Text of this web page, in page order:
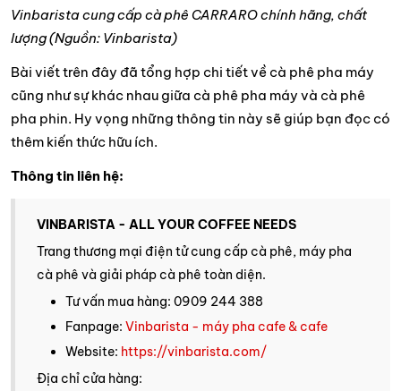
Vinbarista cung cấp cà phê CARRARO chính hãng, chất
lượng (Nguồn: Vinbarista)
Bài viết trên đây đã tổng hợp chi tiết về cà phê pha máy
cũng như sự khác nhau giữa cà phê pha máy và cà phê
pha phin. Hy vọng những thông tin này sẽ giúp bạn đọc có
thêm kiến thức hữu ích.
Thông tin liên hệ:
VINBARISTA - ALL YOUR COFFEE NEEDS
Trang thương mại điện tử cung cấp cà phê, máy pha
cà phê và giải pháp cà phê toàn diện.
Tư vấn mua hàng: 0909 244 388
Fanpage: Vinbarista - máy pha cafe & cafe
Website: https://vinbarista.com/
Địa chỉ cửa hàng: